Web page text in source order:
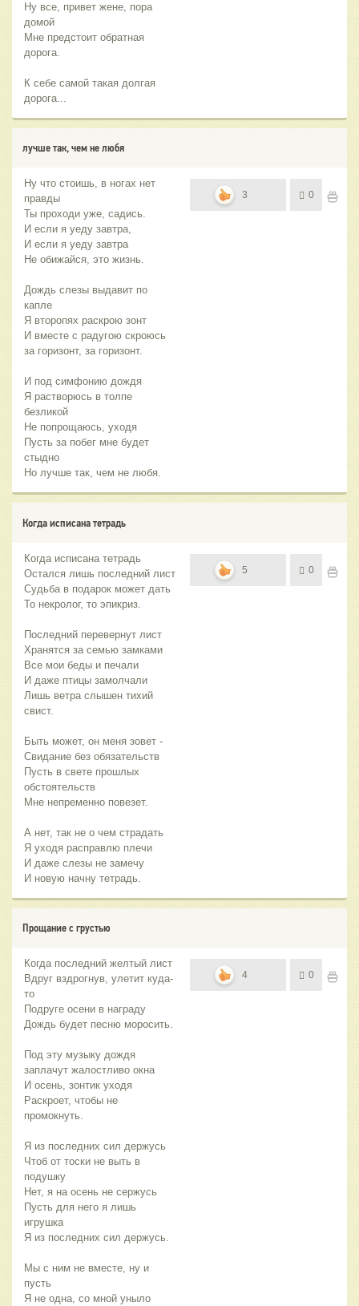
Ну все, привет жене, пора
домой
Мне предстоит обратная
дорога.
К себе самой такая долгая
дорога...
лучше так, чем не любя
Ну что стоишь, в ногах нет
правды
Ты проходи уже, садись.
И если я уеду завтра,
И если я уеду завтра
Не обижайся, это жизнь.
Дождь слезы выдавит по
капле
Я второпях раскрою зонт
И вместе с радугою скроюсь
за горизонт, за горизонт.
И под симфонию дождя
Я растворюсь в толпе
безликой
Не попрощаюсь, уходя
Пусть за побег мне будет
стыдно
Но лучше так, чем не любя.
3 0
Когда исписана тетрадь
Когда исписана тетрадь
Остался лишь последний лист
Судьба в подарок может дать
То некролог, то эпикриз.
Последний перевернут лист
Хранятся за семью замками
Все мои беды и печали
И даже птицы замолчали
Лишь ветра слышен тихий
свист.
Быть может, он меня зовет -
Свидание без обязательств
Пусть в свете прошлых
обстоятельств
Мне непременно повезет.
А нет, так не о чем страдать
Я уходя расправлю плечи
И даже слезы не замечу
И новую начну тетрадь.
5 0
Прощание с грустью
Когда последний желтый лист
Вдруг вздрогнув, улетит куда-
то
Подруге осени в награду
Дождь будет песню моросить.
Под эту музыку дождя
заплачут жалостливо окна
И осень, зонтик уходя
Раскроет, чтобы не
промокнуть.
Я из последних сил держусь
Чтоб от тоски не выть в
подушку
Нет, я на осень не сержусь
Пусть для него я лишь
игрушка
Я из последних сил держусь.
Мы с ним не вместе, ну и
пусть
Я не одна, со мной уныло
4 0